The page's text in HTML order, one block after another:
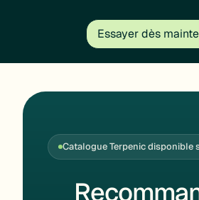
Essayer dès
Catalogue Terpenic disponible